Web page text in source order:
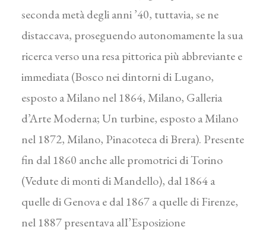
seconda metà degli anni ’40, tuttavia, se ne
distaccava, proseguendo autonomamente la sua
ricerca verso una resa pittorica più abbreviante e
immediata (Bosco nei dintorni di Lugano,
esposto a Milano nel 1864, Milano, Galleria
d’Arte Moderna; Un turbine, esposto a Milano
nel 1872, Milano, Pinacoteca di Brera). Presente
fin dal 1860 anche alle promotrici di Torino
(Vedute di monti di Mandello), dal 1864 a
quelle di Genova e dal 1867 a quelle di Firenze,
nel 1887 presentava alI’Esposizione